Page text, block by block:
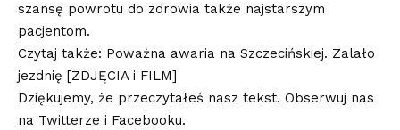
szansę powrotu do zdrowia także najstarszym
pacjentom.
Czytaj także: Poważna awaria na Szczecińskiej. Zalało
jezdnię [ZDJĘCIA i FILM]
Dziękujemy, że przeczytałeś nasz tekst. Obserwuj nas
na Twitterze i Facebooku.